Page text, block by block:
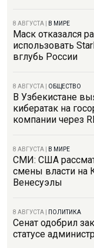
8 АВГУСТА В МИРЕ
Маск отказался
использовать
вглубь России
8 АВГУСТА ОБЩЕСТВО
В Узбекистане
кибератак на
компании через
8 АВГУСТА В МИРЕ
СМИ: США
смены власти на
Венесуэлы
8 АВГУСТА ПОЛИТИКА
Сенат одобрил
статусе